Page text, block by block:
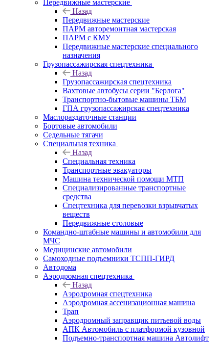
Передвижные мастерские
Назад
Передвижные мастерские
ПАРМ авторемонтная мастерская
ПАРМ с КМУ
Передвижные мастерские специального
назначения
Грузопассажирская спецтехника
Назад
Грузопассажирская спецтехника
Вахтовые автобусы серии "Берлога"
Транспортно-бытовые машины ТБМ
ГПА грузопассажирская спецтехника
Маслораздаточные станции
Бортовые автомобили
Седельные тягачи
Специальная техника
Назад
Специальная техника
Транспортные эвакуаторы
Машина технической помощи МТП
Специализированные транспортные
средства
Спецтехника для перевозки взрывчатых
веществ
Передвижные столовые
Командно-штабные машины и автомобили для
МЧС
Медицинские автомобили
Самоходные подъемники ТСПП-ГИРД
Автодома
Аэродромная спецтехника
Назад
Аэродромная спецтехника
Аэродромная ассенизационная машина
Трап
Аэродромный заправщик питьевой воды
АПК Автомобиль с платформой кузовной
Подъемно-транспортная машина Автолифт